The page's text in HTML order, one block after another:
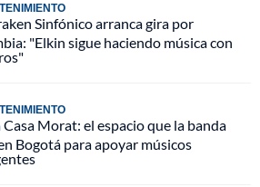
Sinfónico arranca gira por
"Elkin sigue haciendo música con
Casa Morat: el espacio que la banda
Bogotá para apoyar músicos